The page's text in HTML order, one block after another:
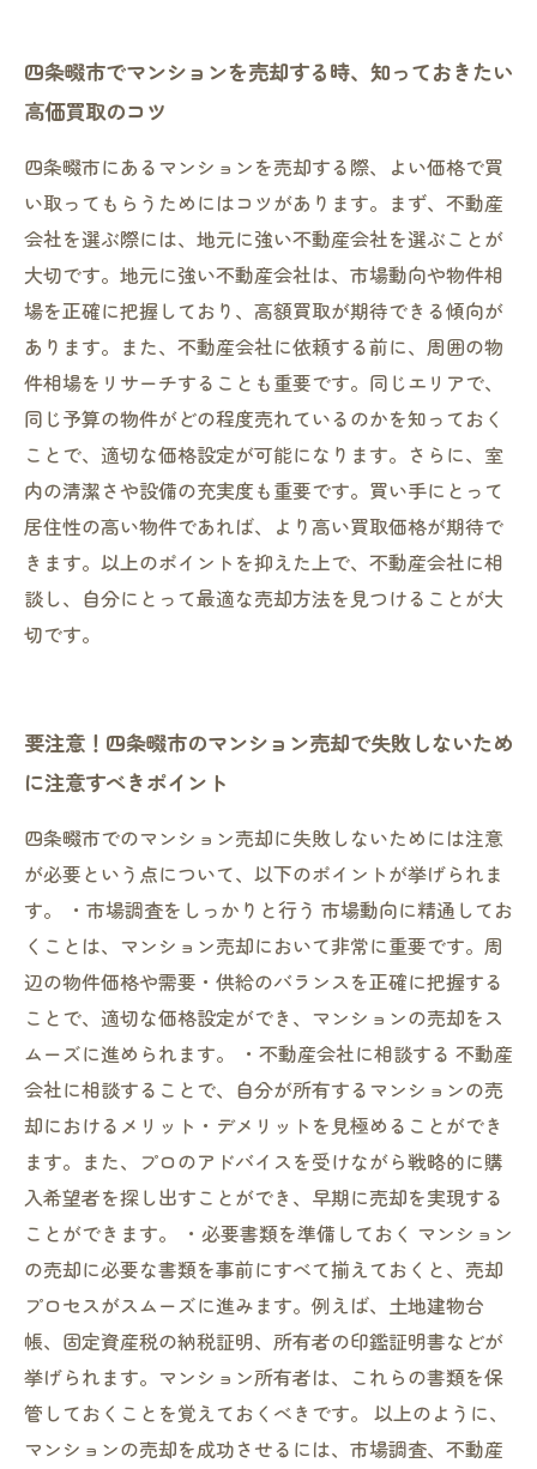
たい、賢い査定方法
早めに始めよう！売却期間に注意するべきポイ
四条畷市でマンションを売却する時、知っておきたい
高価買取のコツ
四条畷市にあるマンションを売却する際、よい価格で買
い取ってもらうためにはコツがあります。まず、不動産
会社を選ぶ際には、地元に強い不動産会社を選ぶことが
大切です。地元に強い不動産会社は、市場動向や物件相
場を正確に把握しており、高額買取が期待できる傾向が
あります。また、不動産会社に依頼する前に、周囲の物
件相場をリサーチすることも重要です。同じエリアで、
同じ予算の物件がどの程度売れているのかを知っておく
ことで、適切な価格設定が可能になります。さらに、室
内の清潔さや設備の充実度も重要です。買い手にとって
居住性の高い物件であれば、より高い買取価格が期待で
きます。以上のポイントを抑えた上で、不動産会社に相
談し、自分にとって最適な売却方法を見つけることが大
切です。
要注意！四条畷市のマンション売却で失敗しないため
に注意すべきポイント
四条畷市でのマンション売却に失敗しないためには注意
が必要という点について、以下のポイントが挙げられま
す。 ・市場調査をしっかりと行う 市場動向に精通してお
くことは、マンション売却において非常に重要です。周
辺の物件価格や需要・供給のバランスを正確に把握する
ことで、適切な価格設定ができ、マンションの売却をス
ムーズに進められます。 ・不動産会社に相談する 不動産
会社に相談することで、自分が所有するマンションの売
却におけるメリット・デメリットを見極めることができ
ます。また、プロのアドバイスを受けながら戦略的に購
入希望者を探し出すことができ、早期に売却を実現する
ことができます。 ・必要書類を準備しておく マンション
の売却に必要な書類を事前にすべて揃えておくと、売却
プロセスがスムーズに進みます。例えば、土地建物台
帳、固定資産税の納税証明、所有者の印鑑証明書などが
挙げられます。マンション所有者は、これらの書類を保
管しておくことを覚えておくべきです。 以上のように、
マンションの売却を成功させるには、市場調査、不動産